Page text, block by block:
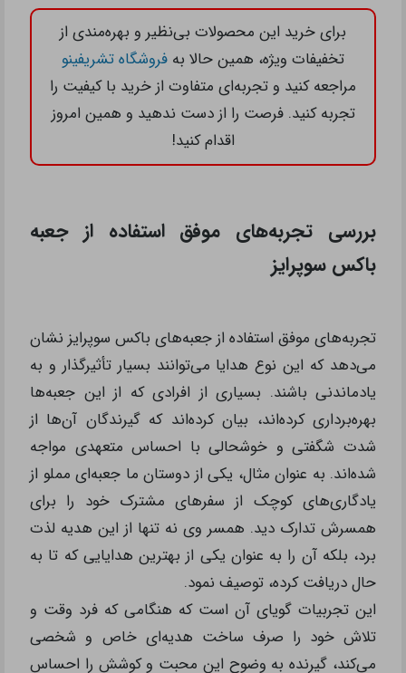
نشان‌دهنده‌ی زمانی است که شما برای ساختن چیزی
واقعاً منحصر به فرد برای او صرف کرده‌اید.
در نهایت، اگر به دنبال جعبه‌ای کاملاً خاص هستید،
می‌توانید اشیاء یا هدایای دست‌ساز خود را درون آن قرار
دهید. مثلاً می‌توانید یک جواهر ساده بسازید یا یک
نقاشی کوچک بکشید و به جعبه اضافه کنید. هدایای
خاص هستند. این خصوصیات جعبه باکس سوپرایز شما را
از دیگر هدایای مشابه متمایز کرده و باعث می‌شود که
گیرنده هرگز آن را فراموش نکند.
برای خرید این محصولات بی‌نظیر و بهره‌مندی از
تخفیفات ویژه، همین حالا به فروشگاه تشریفینو
مراجعه کنید و تجربه‌ای متفاوت از خرید با کیفیت را
تجربه کنید. فرصت را از دست ندهید و همین امروز
اقدام کنید!
بررسی تجربه‌های موفق استفاده از جعبه
باکس سوپرایز